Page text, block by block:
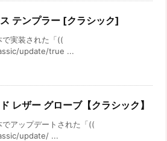
テンプラー [クラシック]
で実装された「((
update/true ...
レザー グローブ【クラシック】
でアップデートされた「((
update/ ...